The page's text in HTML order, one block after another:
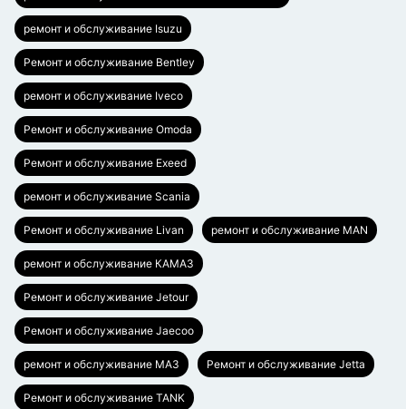
ремонт и обслуживание Isuzu
Ремонт и обслуживание Bentley
ремонт и обслуживание Iveco
Ремонт и обслуживание Omoda
Ремонт и обслуживание Exeed
ремонт и обслуживание Scania
Ремонт и обслуживание Livan ремонт и обслуживание MAN
ремонт и обслуживание КАМАЗ
Ремонт и обслуживание Jetour
Ремонт и обслуживание Jaecoo
ремонт и обслуживание МАЗ Ремонт и обслуживание Jetta
Ремонт и обслуживание TANK